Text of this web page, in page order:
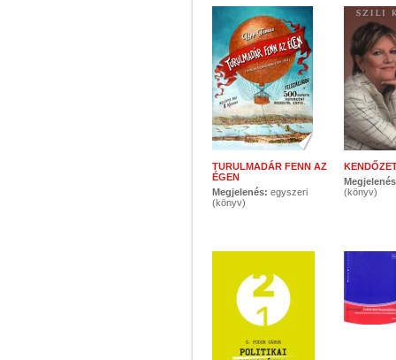
TURULMADÁR FENN AZ
ÉGEN
Megjelenés: egyszeri
(könyv)
(könyv)